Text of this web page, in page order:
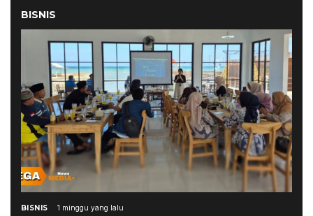
BISNIS
BISNIS 1 minggu yang lalu